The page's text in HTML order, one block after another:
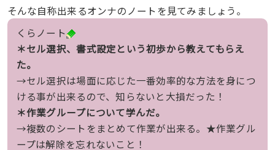
そんな自称出来るオンナのノートを見てみましょう。
くらノート
＊セル選択、書式設定という初歩から教えてもらえ
た。
→セル選択は場面に応じた一番効率的な方法を身につ
ける事が出来るので、知らないと大損だった！
＊作業グループについて学んだ。
→複数のシートをまとめて作業が出来る。★作業グル
ープは解除を忘れないこと！